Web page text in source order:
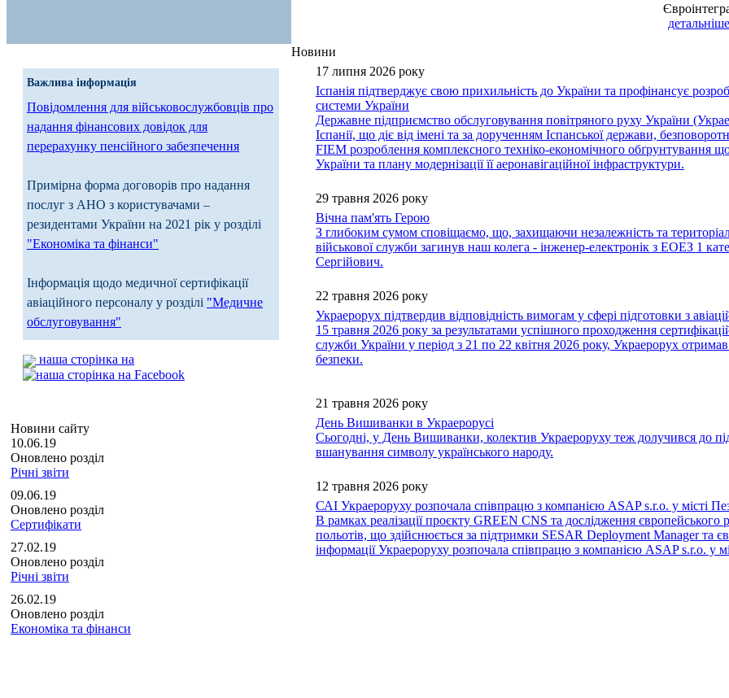
Важлива інформація
Повідомлення для військовослужбовців про
надання фінансових довідок для
перерахунку пенсійного забезпечення
Примірна форма договорів про надання
послуг з АНО з користувачами –
резидентами України на 2021 рік у розділі
"Економіка та фінанси"
Інформація щодо медичної сертифікації
авіаційного персоналу у розділі "Медичне
обслуговування"
наша сторінка на
Новини сайту
10.06.19
Оновлено розділ
Річні звіти
09.06.19
Оновлено розділ
Сертифікати
27.02.19
Оновлено розділ
Річні звіти
26.02.19
Оновлено розділ
Економіка та фінанси
Новини
17 липня 2026 року
Іспанія підтверджує свою прихильність до України та профінансує
системи України
Державне підприємство обслуговування повітряного руху України
Іспанії, що діє від імені та за дорученням Іспанської держави,
FIEM розроблення комплексного техніко-економічного обґрунтування
України та плану модернізації її аеронавігаційної інфраструктури.
29 травня 2026 року
Вічна пам'ять Герою
З глибоким сумом сповіщаємо, що, захищаючи незалежність та
військової служби загинув наш колега - інженер-електронік з ЕОЕЗ
Сергійович.
22 травня 2026 року
Украерорух підтвердив відповідність вимогам у сфері підготовки з
15 травня 2026 року за результатами успішного проходження
служби України у період з 21 по 22 квітня 2026 року, Украерорух
безпеки.
21 травня 2026 року
День Вишиванки в Украерорусі
Сьогодні, у День Вишиванки, колектив Украероруху теж долучився до
вшанування символу українського народу.
12 травня 2026 року
САІ Украероруху розпочала співпрацю з компанією ASAP s.r.o. у місті
В рамках реалізації проєкту GREEN CNS та дослідження
польотів, що здійснюється за підтримки SESAR Deployment Manager та
інформації Украероруху розпочала співпрацю з компанією ASAP s.r.o. у